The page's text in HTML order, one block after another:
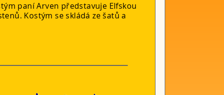
paní Arven představuje Elfskou
Kostým se skládá ze šatů a